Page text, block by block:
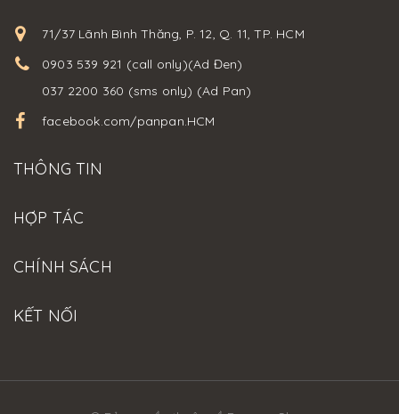
71/37 Lãnh Bình Thăng, P. 12, Q. 11, TP. HCM
0903 539 921 (call only)(Ad Đen)
037 2200 360 (sms only) (Ad Pan)
facebook.com/panpan.HCM
THÔNG TIN
HỢP TÁC
CHÍNH SÁCH
KẾT NỐI